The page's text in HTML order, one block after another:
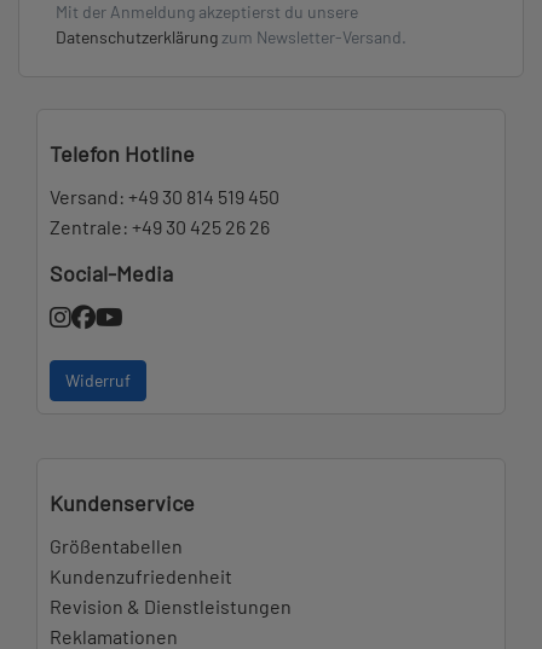
Mit der Anmeldung akzeptierst du unsere
Datenschutzerklärung zum Newsletter-Versand.
Telefon Hotline
Versand: +49 30 814 519 450
Zentrale: +49 30 425 26 26
Social-Media
Widerruf
Kundenservice
Größentabellen
Kundenzufriedenheit
Revision & Dienstleistungen
Reklamationen